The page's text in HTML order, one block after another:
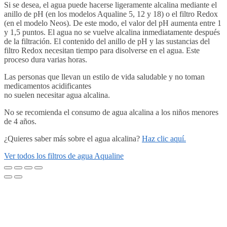
Si se desea, el agua puede hacerse ligeramente alcalina mediante el
anillo de pH (en los modelos Aqualine 5, 12 y 18) o el filtro Redox
(en el modelo Neos). De este modo, el valor del pH aumenta entre 1
y 1,5 puntos. El agua no se vuelve alcalina inmediatamente después
de la filtración. El contenido del anillo de pH y las sustancias del
filtro Redox necesitan tiempo para disolverse en el agua. Este
proceso dura varias horas.
Las personas que llevan un estilo de vida saludable y no toman
medicamentos acidificantes
no suelen necesitar agua alcalina.
No se recomienda el consumo de agua alcalina a los niños menores
de 4 años.
¿Quieres saber más sobre el agua alcalina? Haz clic aquí.
Ver todos los filtros de agua Aqualine